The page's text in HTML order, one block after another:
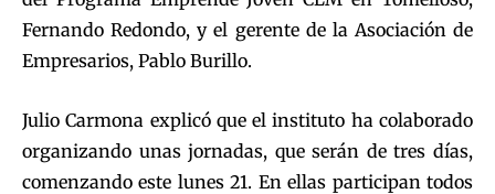
Fernando Redondo, y el gerente de la Asociación de
Empresarios, Pablo Burillo.
Julio Carmona explicó que el instituto ha colaborado
organizando unas jornadas, que serán de tres días,
comenzando este lunes 21. En ellas participan todos